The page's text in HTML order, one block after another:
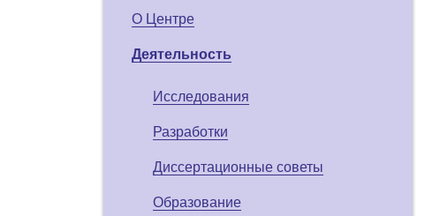
О Центре
Деятельность
Исследования
Разработки
Диссертационные советы
Образование